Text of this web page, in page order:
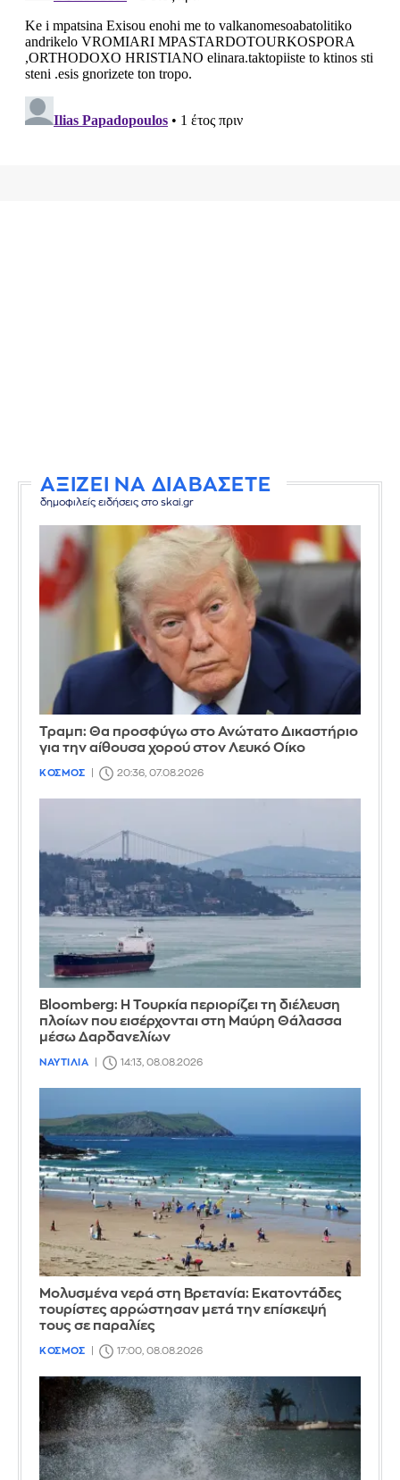
ΑΞΙΖΕΙ ΝΑ ΔΙΑΒΑΣΕΤΕ
δημοφιλείς ειδήσεις στο skai.gr
Τραμπ: Θα προσφύγω στο Ανώτατο Δικαστήριο
για την αίθουσα χορού στον Λευκό Οίκο
ΚΟΣΜΟΣ 20:36, 07.08.2026
Bloomberg: Η Τουρκία περιορίζει τη διέλευση
πλοίων που εισέρχονται στη Μαύρη Θάλασσα
μέσω Δαρδανελίων
ΝΑΥΤΙΛΙΑ 14:13, 08.08.2026
Μολυσμένα νερά στη Βρετανία: Εκατοντάδες
τουρίστες αρρώστησαν μετά την επίσκεψή
τους σε παραλίες
ΚΟΣΜΟΣ 17:00, 08.08.2026